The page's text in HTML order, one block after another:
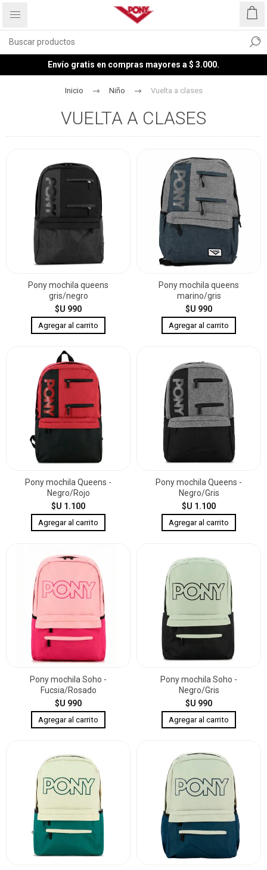
Envío gratis en compras mayores a $ 3.000.
Inicio Niño Vuelta a clases
VUELTA A CLASES
Pony mochila queens
gris/negro
$U 990
Pony mochila queens
marino/gris
$U 990
Pony mochila Queens -
Negro/Rojo
$U 1.100
Pony mochila Queens -
Negro/Gris
$U 1.100
Pony mochila Soho -
Fucsia/Rosado
$U 990
Pony mochila Soho -
Negro/Gris
$U 990